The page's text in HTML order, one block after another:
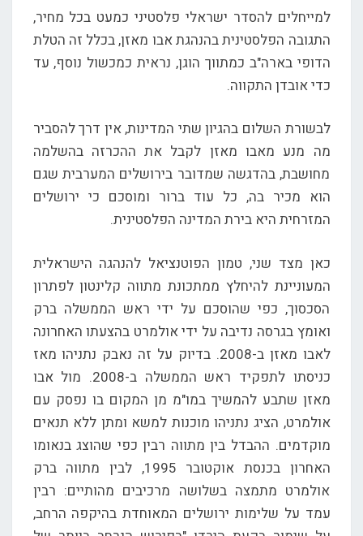
למייחלים להסדר ישראלי פלסטיני כמעט בכל מחיר,
התגובה הפלסטינית בהנהגת אבו מאזן, בכלל זה הטלת
הדופי בארה"ב כמתווך הוגן, נראית כמכשול נוסף, עד
כדי אובדן התקווה.
לבשורת השלום בהגיון שתי המדינות, אין דרך להסביר
מה מנע מאבו מאזן לקבל את ההכרזה בהשלמה
מחושבת, בהדגשה שמדובר בירושלים המערבית שגם
הוא מכיר בה, כל עוד ברור ומוסכם כי ירושלים
המזרחית היא בירת המדינה הפלסטינית.
כאן מצד שני, טמון הפוטנציאל להנהגה הישראלית
המעוניינת להיחלץ ממתכונת מתווה קלינטון לפתרון
הסכסוך, כפי שהוסכם על ידי ראש הממשלה ברק
ואומץ בגרסה נדיבה על ידי אולמרט בהצעתו האחרונה
לאבו מאזן ב-2008. בדיוק על זה נאבק נתניהו מאז
כניסתו לתפקיד ראש הממשלה ב-2008. מול אבו
מאזן שתבע להמשיך במו"מ מן המקום בו נפסק עם
אולמרט, הציג נתניהו מוכנות למשא ומתן ללא תנאים
מוקדמים. ההבדל בין מתווה רבין כפי שהוצג בנאומו
האחרון בכנסת אוקטובר 1995, לבין מתווה ברק
אולמרט מתמצה בשלושה מרכיבים מהותיים: רבין
עמד על שלימות ירושלים המאוחדת בהיקפה הרחב,